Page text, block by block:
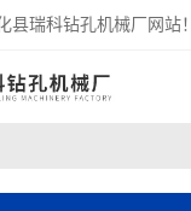
县瑞科钻孔机械厂网站！